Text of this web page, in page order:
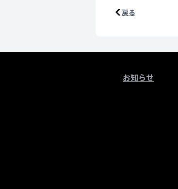
戻る
お知らせ